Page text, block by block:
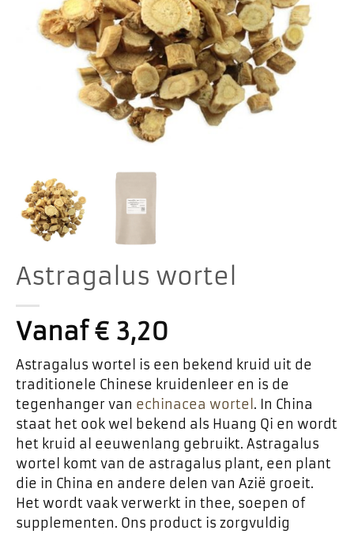
Astragalus wortel
Vanaf€3,20
Astragalus wortel is een bekend kruid uit de
traditionele Chinese kruidenleer en is de
tegenhanger van echinacea wortel . In China
staat het ook wel bekend als Huang Qi en wordt
het kruid al eeuwenlang gebruikt. Astragalus
wortel komt van de astragalus plant, een plant
die in China en andere delen van Azië groeit.
Het wordt vaak verwerkt in thee, soepen of
supplementen. Ons product is zorgvuldig